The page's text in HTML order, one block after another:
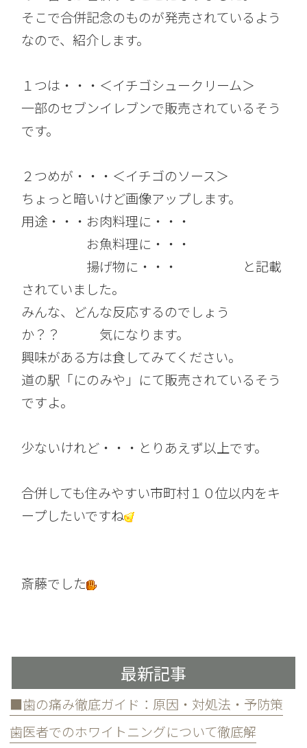
そこで合併記念のものが発売されているよう
なので、紹介します。
１つは・・・＜イチゴシュークリーム＞
一部のセブンイレブンで販売されているそう
です。
２つめが・・・＜イチゴのソース＞
ちょっと暗いけど画像アップします。
用途・・・お肉料理に・・・
お魚料理に・・・
揚げ物に・・・ と記載
されていました。
みんな、どんな反応するのでしょう
か？？ 気になります。
興味がある方は食してみてください。
道の駅「にのみや」にて販売されているそう
ですよ。
少ないけれど・・・とりあえず以上です。
合併しても住みやすい市町村１０位以内をキ
ープしたいですね
斎藤でした
最新記事
■歯の痛み徹底ガイド：原因・対処法・予防策
歯医者でのホワイトニングについて徹底解